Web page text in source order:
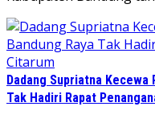
Dadang Supriatna Kecewa
Tak Hadiri Rapat